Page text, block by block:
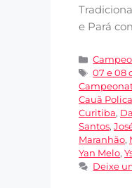
e Pará
07 e 08
Cauã
Curitiba,
Santos,
Maranhão,
Yan Melo,
Deixe